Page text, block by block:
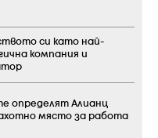
си като най-
компания и
определят Алианц
място за работа